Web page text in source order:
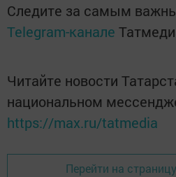
Следите за самым
Telegram-канале
Читайте новости
национальном
https://max.ru/tatmedia
Перейти на